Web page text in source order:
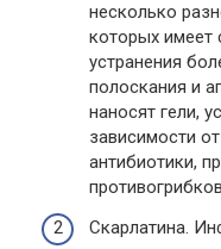
несколько
которых имеет
устранения
полоскания и
наносят гели,
зависимости
антибиотики,
Скарлатина.